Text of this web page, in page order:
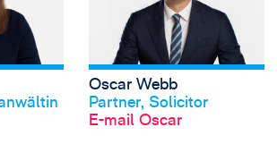
anschauen
Oscar Webb
Partner, Solicitor
E-mail Oscar